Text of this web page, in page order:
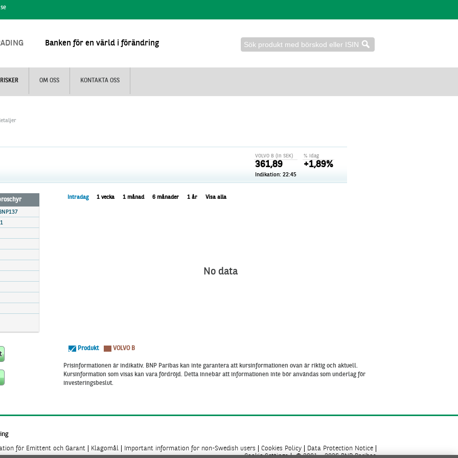
Banken för en värld i förändring
RISKER OM OSS KONTAKTA OSS
% idag
+1,89%
VOLVO B (in SEK)
361,89
Indikation: 22:45
Intradag 1 vecka 1 månad 6 månader 1 år Visa alla
No data
Produkt VOLVO B
Prisinformationen är indikativ. BNP Paribas kan inte garantera att kursinformationen ovan är riktig och aktuell.
Kursinformation som visas kan vara fördröjd. Detta innebär att informationen inte bör användas som underlag för
investeringsbeslut.
för Emittent och Garant Klagomål Important information for non-Swedish users Cookies Policy
Data Protection Notice
Cookie Settings
© 2001 - 2026 BNP Paribas